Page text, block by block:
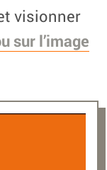
visionner
sur l’image